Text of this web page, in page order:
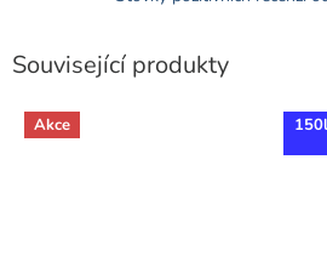
Související produkty
Akce